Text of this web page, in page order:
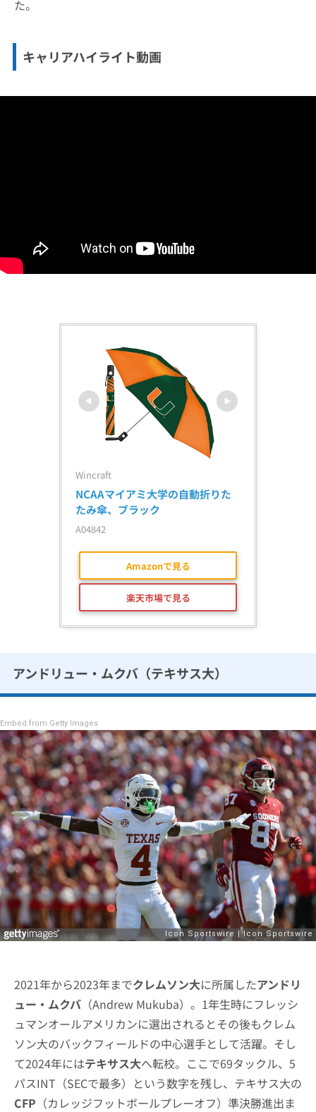
た。
キャリアハイライト動画
Wincraft
NCAAマイアミ大学の自動折りた
たみ傘、ブラック
A04842
Amazonで見る
楽天市場で見る
アンドリュー・ムクバ（テキサス大）
Embed from Getty Images
2021年から2023年までクレムソン大に所属したアンドリ
ュー・ムクバ （Andrew Mukuba）。1年生時にフレッシ
ュマンオールアメリカンに選出されるとその後もクレム
ソン大のバックフィールドの中心選手として活躍。そし
て2024年にはテキサス大へ転校。ここで69タックル、5
パスINT（SECで最多）という数字を残し、テキサス大の
CFP （カレッジフットボールプレーオフ）準決勝進出ま